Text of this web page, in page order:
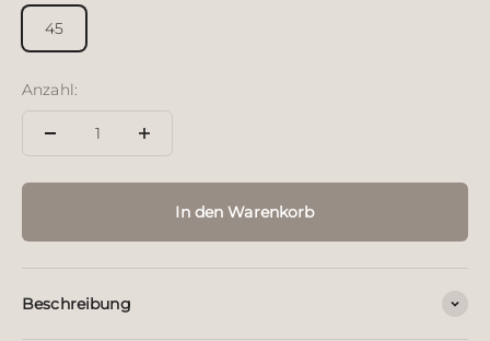
45
Anzahl:
In den Warenkorb
Beschreibung